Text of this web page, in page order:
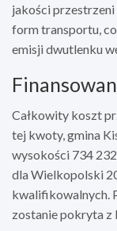
jakości
form transportu,
emisji dwutlenku
Całkowity koszt
tej kwoty, gmina
wysokości 734
dla Wielkopolski
kwalifikowalnych.
zostanie pokryta z